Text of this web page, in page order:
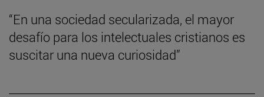
“En una sociedad secularizada, el mayor
desafío para los intelectuales cristianos es
suscitar una nueva curiosidad”